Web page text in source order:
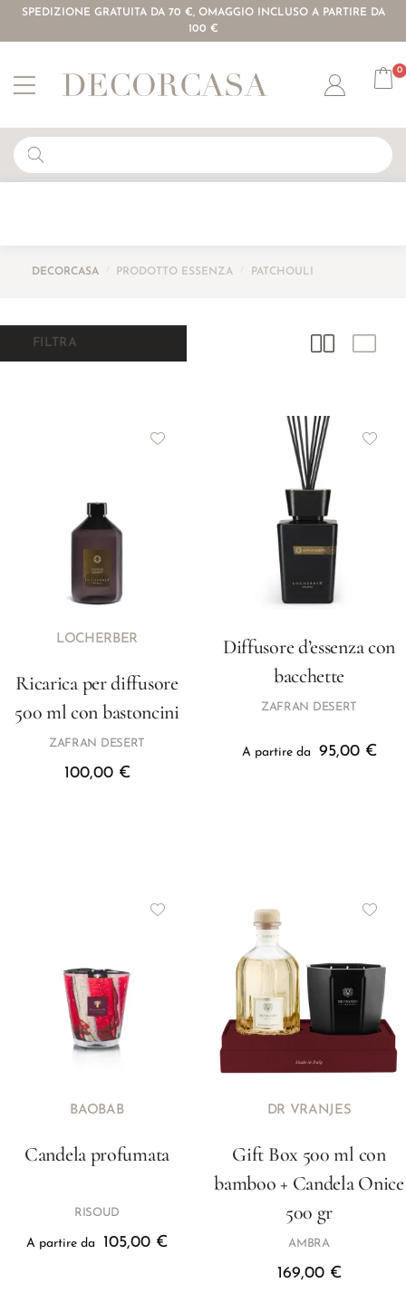
SPEDIZIONE GRATUITA DA 70 €, OMAGGIO INCLUSO A PARTIRE DA
100 €
Account
0
DECORCASA PRODOTTO ESSENZA PATCHOULI
FILTRA
LOCHERBER
Ricarica per diffusore
500 ml con bastoncini
ZAFRAN DESERT
100,00 €
Diffusore d’essenza con
bacchette
ZAFRAN DESERT
A partire da 95,00 €
BAOBAB
Candela profumata
RISOUD
A partire da 105,00 €
DR VRANJES
Gift Box 500 ml con
bamboo + Candela Onice
500 gr
AMBRA
169,00 €